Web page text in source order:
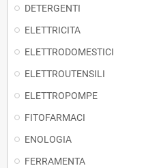
DETERGENTI
ELETTRICITA
ELETTRODOMESTICI
ELETTROUTENSILI
ELETTROPOMPE
FITOFARMACI
ENOLOGIA
FERRAMENTA